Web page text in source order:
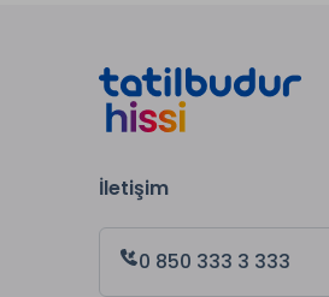
İletişim
0 850 333 3 333